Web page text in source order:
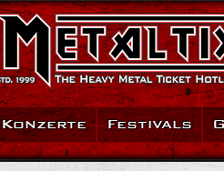
Konzerte Festivals